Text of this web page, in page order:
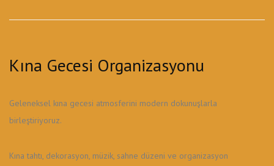
Kına Gecesi Organizasyonu
Geleneksel kına gecesi atmosferini modern dokunuşlarla
birleştiriyoruz.
Kına tahtı, dekorasyon, müzik, sahne düzeni ve organizasyon